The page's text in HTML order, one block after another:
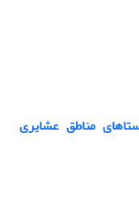
مناطق عشایری